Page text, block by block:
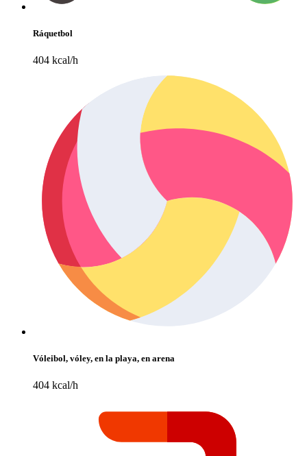
Ráquetbol
404 kcal/h
Vóleibol, vóley, en la playa, en arena
404 kcal/h